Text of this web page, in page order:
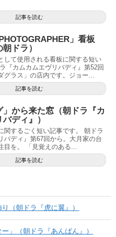
記事を読む
」看板
ドラ）
して使用される看板に関する短い
『カムカムエヴリバディ』第52回
グラス」の店内です。ジョー...
記事を読む
」から来た窓（朝ドラ『カ
ディ』）
関するごく短い記事です。 朝ドラ
バディ』第67回から。大月家の台
目を。 「見覚えのある...
記事を読む
（朝ドラ『虎に翼』）
」（朝ドラ『あんぱん』）